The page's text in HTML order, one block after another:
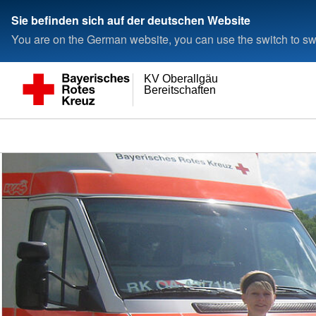
Sie befinden sich auf der deutschen Website
You are on the German website, you can use the switch to
Bereitschaften
KV Oberallgäu